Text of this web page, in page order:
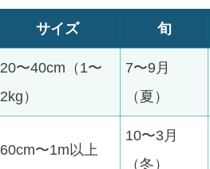
サイズ 旬
20〜40cm（1〜
2kg）
7〜9月
（夏）
60cm〜1m以上
10〜3月
（冬）